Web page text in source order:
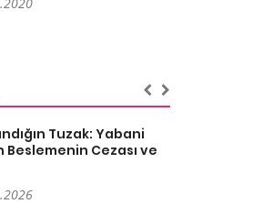
Tuzak: Yabani
Beslemenin Cezası ve